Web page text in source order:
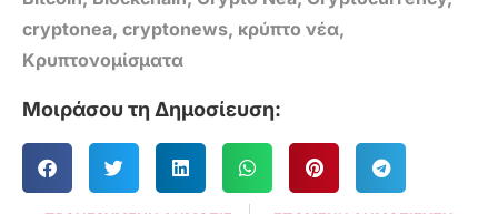
cryptonea, cryptonews, κρύπτο νέα,
Κρυπτονομίσματα
Μοιράσου τη Δημοσίευση: